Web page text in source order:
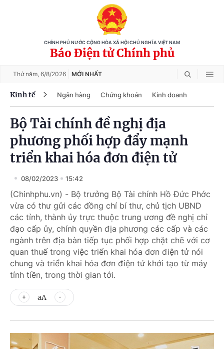
CHÍNH PHỦ NƯỚC CỘNG HÒA XÃ HỘI CHỦ NGHĨA VIỆT NAM
Báo Điện tử Chính phủ
Thứ năm, 6/8/2026 MỚI NHẤT
Kinh tế Ngân hàng Chứng khoán Kinh doanh
Bộ Tài chính đề nghị địa
phương phối hợp đẩy mạnh
triển khai hóa đơn điện tử
08/02/2023 15:42
(Chinhphu.vn) - Bộ trưởng Bộ Tài chính Hồ Đức Phớc
vừa có thư gửi các đồng chí bí thư, chủ tịch UBND
các tỉnh, thành ủy trực thuộc trung ương đề nghị chỉ
đạo cấp ủy, chính quyền địa phương các cấp và các
ngành trên địa bàn tiếp tục phối hợp chặt chẽ với cơ
quan thuế trong việc triển khai hóa đơn điện tử nói
chung và triển khai hóa đơn điện tử khởi tạo từ máy
tính tiền, trong thời gian tới.
aA